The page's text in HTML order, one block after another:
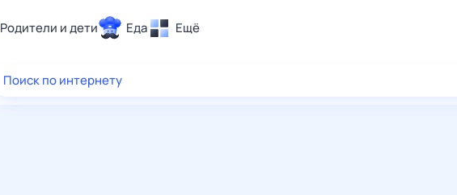
Родители и дети Еда Ещё
Здоровье
Поиск по интернету